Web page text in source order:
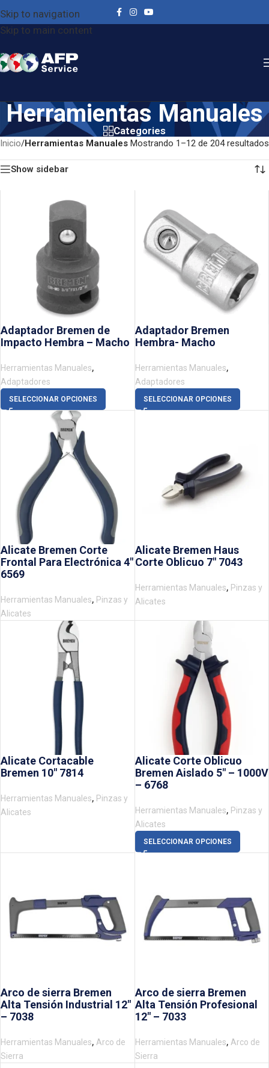
Skip to navigation
Skip to main content
Herramientas Manuales
Categories
Inicio/Herramientas Manuales Mostrando 1–12 de 204 resultados
Show sidebar
Adaptador Bremen de
Impacto Hembra – Macho
Herramientas Manuales,
Adaptadores
SELECCIONAR OPCIONES
Adaptador Bremen
Hembra- Macho
Herramientas Manuales,
Adaptadores
SELECCIONAR OPCIONES
Alicate Bremen Corte
Frontal Para Electrónica 4″
6569
Herramientas Manuales, Pinzas y
Alicates
Alicate Bremen Haus
Corte Oblicuo 7″ 7043
Herramientas Manuales, Pinzas y
Alicates
Alicate Cortacable
Bremen 10″ 7814
Herramientas Manuales, Pinzas y
Alicates
Alicate Corte Oblicuo
Bremen Aislado 5″ – 1000V
– 6768
Herramientas Manuales, Pinzas y
Alicates
SELECCIONAR OPCIONES
Arco de sierra Bremen
Alta Tensión Industrial 12″
– 7038
Herramientas Manuales, Arco de
Sierra
Arco de sierra Bremen
Alta Tensión Profesional
12″ – 7033
Herramientas Manuales, Arco de
Sierra